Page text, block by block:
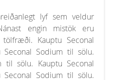
lyf sem veldur
engin mistök eru
Kauptu Seconal
Sodium til sölu.
til sölu. Kauptu Seconal
Sodium til sölu.